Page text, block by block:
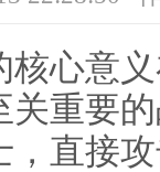
心意
关重要
直接